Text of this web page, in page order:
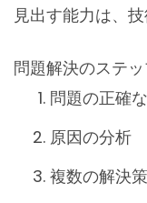
見出す能力は、
問題解決のステッ
問題の正確
原因の分析
複数の解決